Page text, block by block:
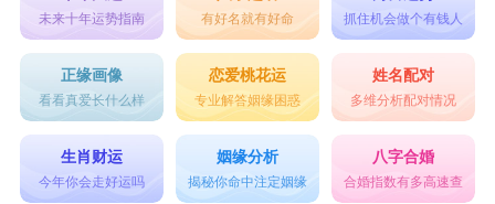
未来十年运势指南 有好名就有好命 抓住机会做个有钱人
正缘画像
看看真爱长什么样
恋爱桃花运
专业解答姻缘困惑
姓名配对
多维分析配对情况
生肖财运
今年你会走好运吗
姻缘分析
揭秘你命中注定姻缘
八字合婚
合婚指数有多高速查